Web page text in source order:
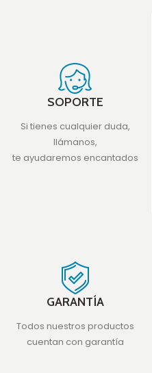
SOPORTE
Si tienes cualquier duda,
llámanos,
te ayudaremos encantados
GARANTÍA
Todos nuestros productos
cuentan con garantía